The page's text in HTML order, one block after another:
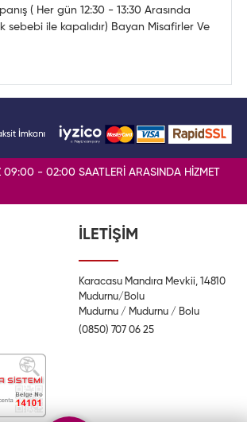
( Her gün 12:30 - 13:30 Arasında
sebebi ile kapalıdır) Bayan Misafirler Ve
09:00 - 02:00 SAATLERİ ARASINDA HİZMET
İLETİŞİM
Karacasu Mandıra Mevkii, 14810
Mudurnu/Bolu
Mudurnu / Mudurnu / Bolu
(0850) 707 06 25